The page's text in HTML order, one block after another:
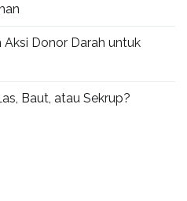
Aksi Donor Darah untuk
Baut, atau Sekrup?